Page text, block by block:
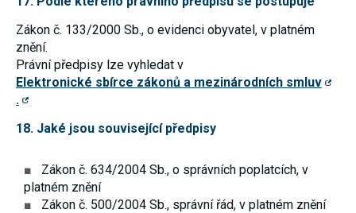
Zákon č. 133/2000 Sb., o evidenci obyvatel, v platném
znění.
Právní předpisy lze vyhledat v
Elektronické sbírce zákonů a mezinárodních smluv
.
18. Jaké jsou související předpisy
Zákon č. 634/2004 Sb., o správních poplatcích, v
platném znění
Zákon č. 500/2004 Sb., správní řád, v platném znění